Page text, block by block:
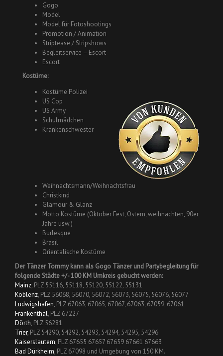
Gogo
Model
Model für Fotoshootings
Promotion / Animation
Striptease / Stripshows
Begleitservice – Escort
Escort
Kostüme:
Kostüme Polizei
US Cop
US Army
Schulmädchen
Krankenschwester
Weihnachtsmann/Weihnachtsfrau
Christkind
Glamour & Glanz
Motto Kostüme (Oktober Fest, Ostern, weihnachten, 90er
Jahre usw.)
Burlesque
Brasil
Orientalische Kostüme
Der Tänzer Tommy kann als Gogo Tänzer und Partybegleitung für
folgende Städte +/- 100 KM Umkreis gebucht werden:
Mainz, PLZ 55116, 55118, 55120, 55122, 55131
Koblenz, PLZ 56068, 56070, 56072, 56073, 56075, 56076, 56077
Ludwigshafen, PLZ 67063, 67065, 67067, 67063, 67059, 67061
Frankenthal, PLZ 67227
Dörth, PLZ 56281
Trier, PLZ 54290, 54292, 54293, 54294, 54295, 54296
Kaiserslautern, PLZ 67655 67657 67659 67661 67663
Bad Dürkheim, PLZ 67098 und Umgebung von 150 KM.